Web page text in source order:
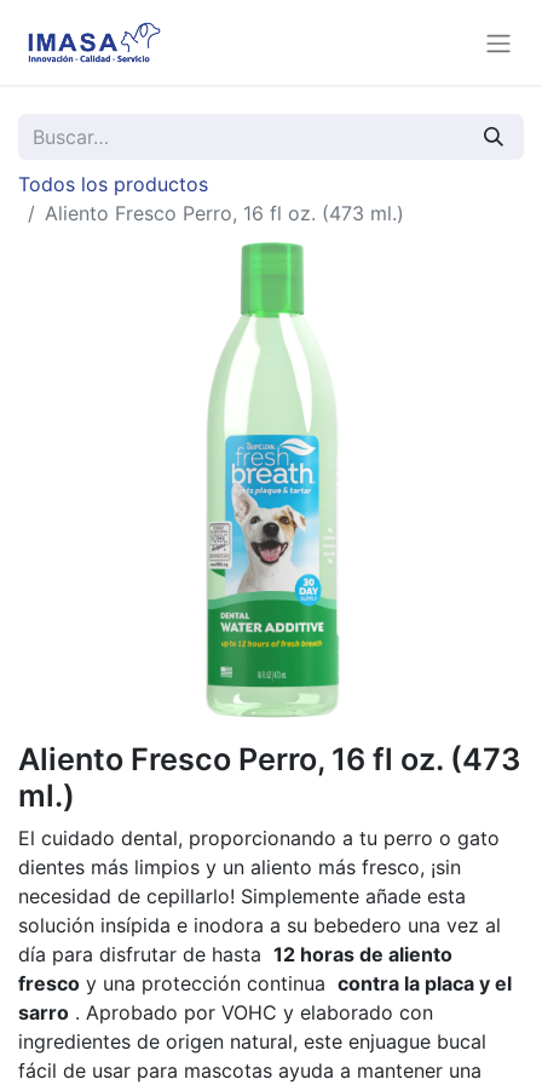
Todos los productos
Aliento Fresco Perro, 16 fl oz. (473 ml.)
Aliento Fresco Perro, 16 fl oz. (473
ml.)
El cuidado dental, proporcionando a tu perro o gato
dientes más limpios y un aliento más fresco, ¡sin
necesidad de cepillarlo! Simplemente añade esta
solución insípida e inodora a su bebedero una vez al
día para disfrutar de hasta 12 horas de aliento
fresco y una protección continua contra la placa y el
sarro . Aprobado por VOHC y elaborado con
ingredientes de origen natural, este enjuague bucal
fácil de usar para mascotas ayuda a mantener una